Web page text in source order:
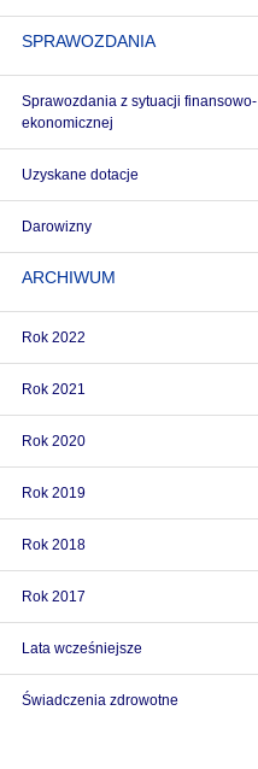
SPRAWOZDANIA
Sprawozdania z sytuacji finansowo-
ekonomicznej
Uzyskane dotacje
Darowizny
ARCHIWUM
Rok 2022
Rok 2021
Rok 2020
Rok 2019
Rok 2018
Rok 2017
Lata wcześniejsze
Świadczenia zdrowotne